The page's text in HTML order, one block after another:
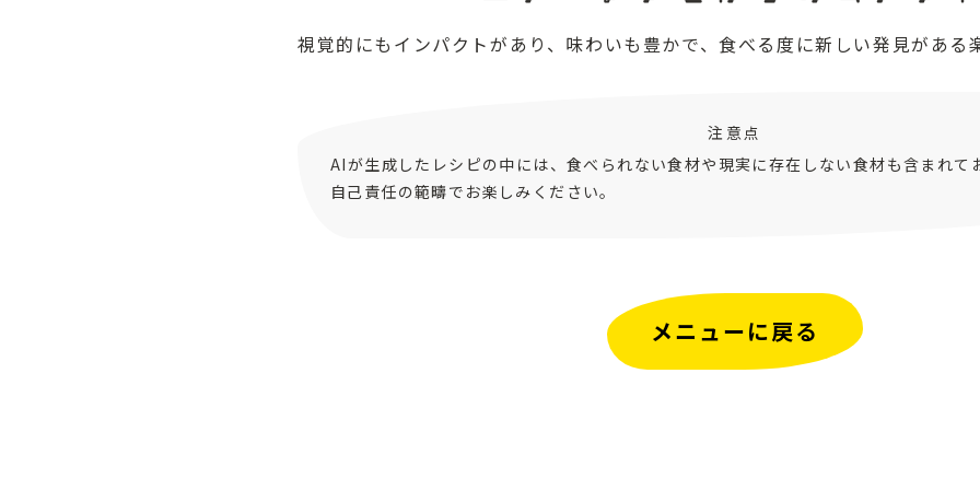
視覚的にもインパクトがあり、味わいも豊かで、食べる度に新しい発見がある
注意点
AIが生成したレシピの中には、食べられない食材や現実に存在しない食材も含まれて
自己責任の範疇でお楽しみください。
メニューに戻る